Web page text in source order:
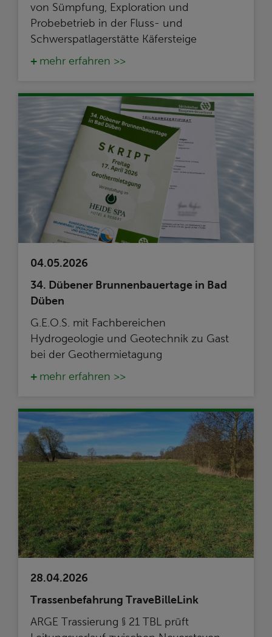
von Sümpfung, Exploration und
Probebetrieb in der Fluss- und
Schwerspatlagerstätte Käfersteige
mehr erfahren >>
04.05.2026
34. Dübener Brunnenbauertage in Bad
Düben
G.E.O.S. mit Fachbereichen
Hydrogeologie und Geotechnik zu Gast
bei der Geothermietagung
mehr erfahren >>
28.04.2026
Trassenbefahrung TraveBilleLink
ARGE Trassierung § 21 TBL prüft